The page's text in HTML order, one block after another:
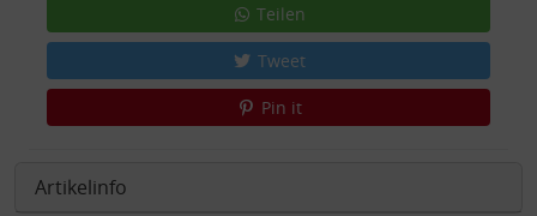
Teilen
Tweet
Pin it
Artikelinfo